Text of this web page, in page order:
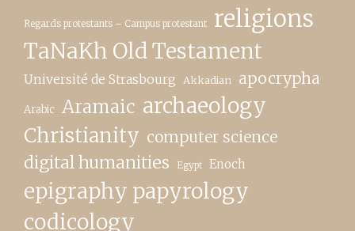
Regards protestants – Campus protestant religions
TaNaKh Old Testament
Université de Strasbourg Akkadian apocrypha
Arabic Aramaic archaeology
Christianity computer science
digital humanities Egypt Enoch
epigraphy papyrology
codicology